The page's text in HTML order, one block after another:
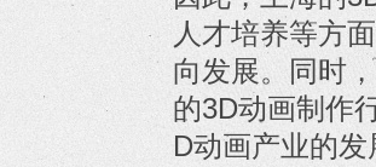
人才培养等方
向发展。同时
的3D动画制作
D动画产业的发